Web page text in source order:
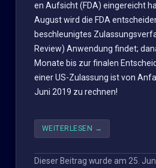
en Aufsicht (FDA) eingereicht
August wird die FDA
beschleunigtes
Review) Anwendung findet;
Monate bis zur finalen
einer US-Zulassung ist von
Juni 2019 zu rechnen!
WEITERLESEN →
Dieser Beitrag wurde am 25.